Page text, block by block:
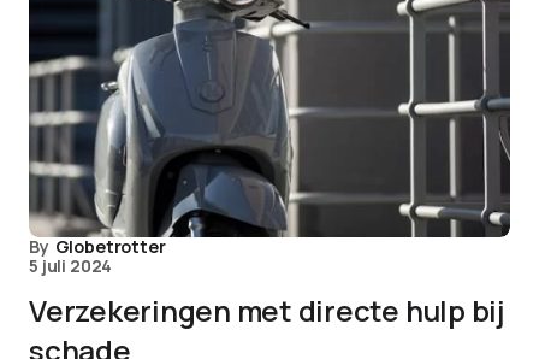
By Globetrotter
5 juli 2024
Verzekeringen met directe hulp bij
schade